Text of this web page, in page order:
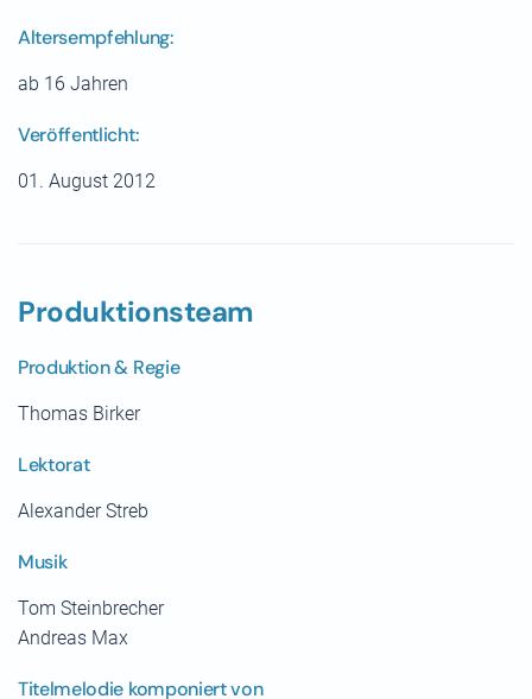
Altersempfehlung:
ab 16 Jahren
Veröffentlicht:
01. August 2012
Produktionsteam
Produktion & Regie
Thomas Birker
Lektorat
Alexander Streb
Musik
Tom Steinbrecher
Andreas Max
Titelmelodie komponiert von